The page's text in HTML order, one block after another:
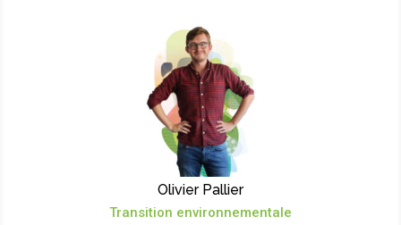
Olivier Pallier
Transition environnementale